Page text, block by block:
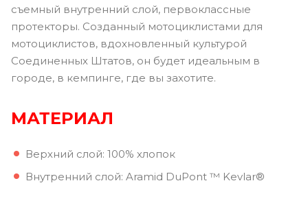
съемный внутренний слой, первоклассные
протекторы. Созданный мотоциклистами для
мотоциклистов, вдохновленный культурой
Соединенных Штатов, он будет идеальным в
городе, в кемпинге, где вы захотите.
МАТЕРИАЛ
Верхний слой: 100% хлопок
Внутренний слой: Aramid DuPont ™ Kevlar®